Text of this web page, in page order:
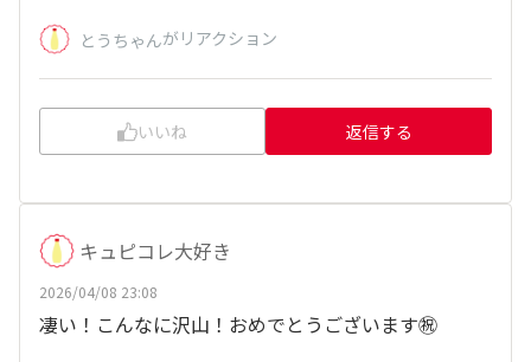
とうちゃんがリアクション
いいね 返信する
キュピコレ大好き
2026/04/08 23:08
凄い！こんなに沢山！おめでとうございます㊗️